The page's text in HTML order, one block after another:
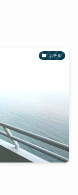
ホテル